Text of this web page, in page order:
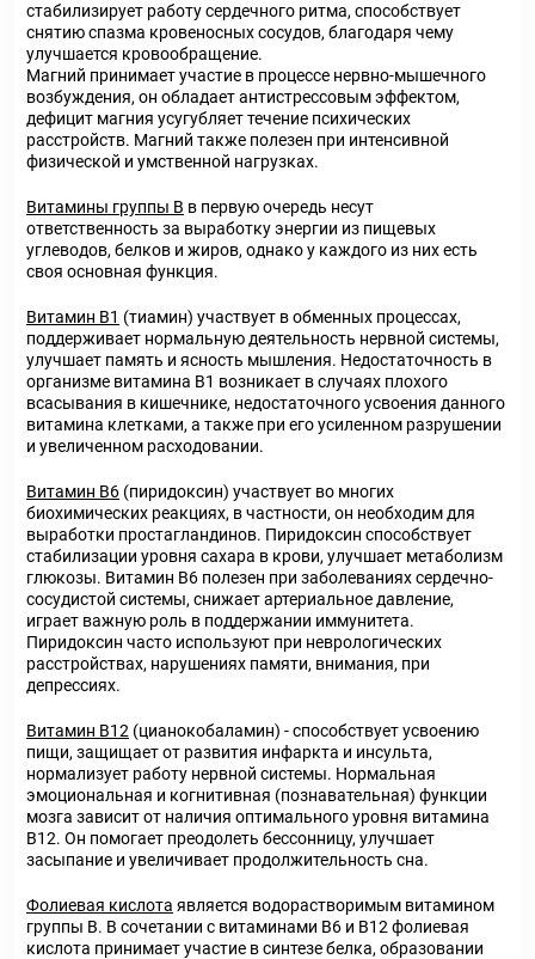
стабилизирует работу сердечного ритма, способствует
снятию спазма кровеносных сосудов, благодаря чему
улучшается кровообращение.
Магний принимает участие в процессе нервно-мышечного
возбуждения, он обладает антистрессовым эффектом,
дефицит магния усугубляет течение психических
расстройств. Магний также полезен при интенсивной
физической и умственной нагрузках.
Витамины группы В в первую очередь несут
ответственность за выработку энергии из пищевых
углеводов, белков и жиров, однако у каждого из них есть
своя основная функция.
Витамин В1 (тиамин) участвует в обменных процессах,
поддерживает нормальную деятельность нервной системы,
улучшает память и ясность мышления. Недостаточность в
организме витамина В1 возникает в случаях плохого
всасывания в кишечнике, недостаточного усвоения данного
витамина клетками, а также при его усиленном разрушении
и увеличенном расходовании.
Витамин В6 (пиридоксин) участвует во многих
биохимических реакциях, в частности, он необходим для
выработки простагландинов. Пиридоксин способствует
стабилизации уровня сахара в крови, улучшает метаболизм
глюкозы. Витамин В6 полезен при заболеваниях сердечно-
сосудистой системы, снижает артериальное давление,
играет важную роль в поддержании иммунитета.
Пиридоксин часто используют при неврологических
расстройствах, нарушениях памяти, внимания, при
депрессиях.
Витамин В12 (цианокобаламин) - способствует усвоению
пищи, защищает от развития инфаркта и инсульта,
нормализует работу нервной системы. Нормальная
эмоциональная и когнитивная (познавательная) функции
мозга зависит от наличия оптимального уровня витамина
В12. Он помогает преодолеть бессонницу, улучшает
засыпание и увеличивает продолжительность сна.
Фолиевая кислота является водорастворимым витамином
группы В. В сочетании с витаминами В6 и В12 фолиевая
кислота принимает участие в синтезе белка, образовании